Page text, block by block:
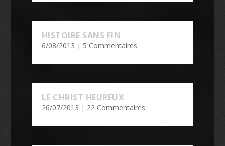
HISTOIRE SANS FIN
6/08/2013 | 5 Commentaires
LE CHRIST HEUREUX
26/07/2013 | 22 Commentaires